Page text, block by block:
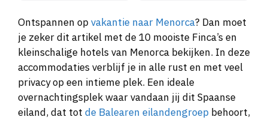
Ontspannen opvakantie naar Menorca? Dan moet
je zeker dit artikel met de 10 mooiste Finca’s en
kleinschalige hotels van Menorca bekijken. In deze
accommodaties verblijf je in alle rust en met veel
privacy op een intieme plek. Een ideale
overnachtingsplek waar vandaan jij dit Spaanse
eiland, dat tot de Balearen eilandengroep behoort,